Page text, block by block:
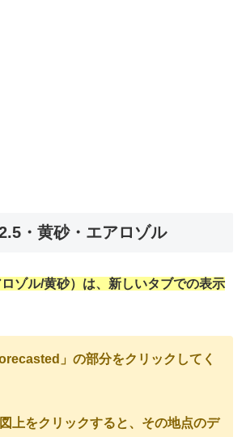
・黄砂・エアロゾル
ゾル/黄砂）は、新しいタブでの表示
」の部分をクリックしてく
上をクリックすると、その地点のデ